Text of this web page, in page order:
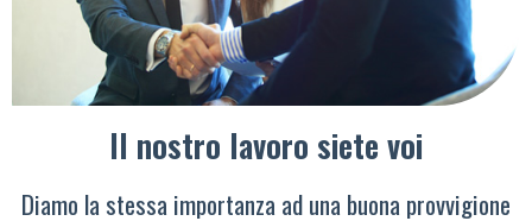
Il nostro lavoro siete voi
Diamo la stessa importanza ad una buona provvigione